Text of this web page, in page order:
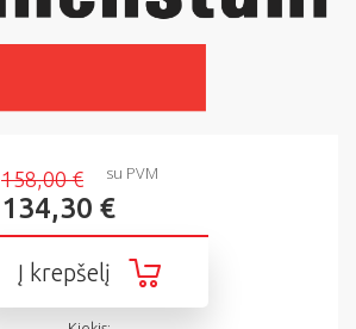
158,00 €
134,30 €
su PVM
Į krepšelį